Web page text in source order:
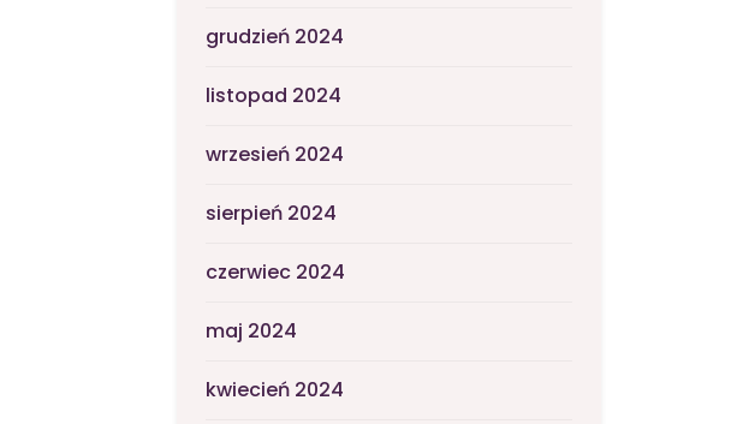
grudzień 2024
listopad 2024
wrzesień 2024
sierpień 2024
czerwiec 2024
maj 2024
kwiecień 2024